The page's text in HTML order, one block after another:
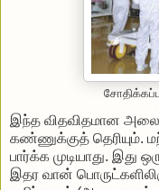
இந்த விதவிதமான
கண்ணுக்குத் தெரியும்.
பார்க்க முடியாது. இது
இதர வான்